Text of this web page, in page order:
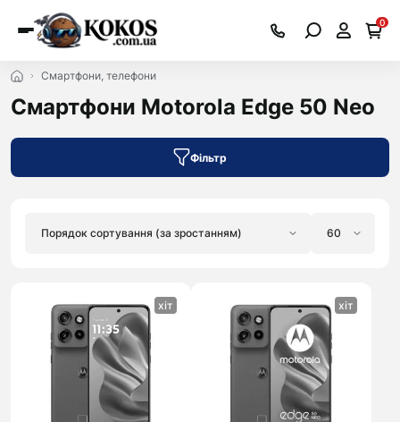
0
Смартфони, телефони
Смартфони Motorola Edge 50 Neo
Фільтр
хіт хіт